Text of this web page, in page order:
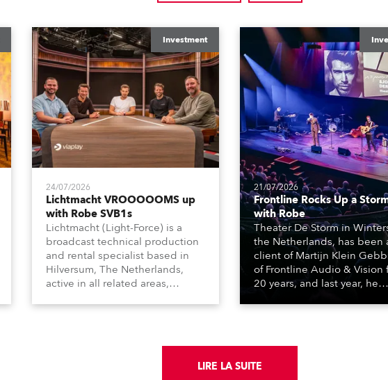
Investment
24/07/2026
Lichtmacht VROOOOOMS up
with Robe SVB1s
Lichtmacht (Light-Force) is a
broadcast technical production
and rental specialist based in
Hilversum, The Netherlands,
active in all related areas,
commercials, streaming, XR, AR,
provides expert crew, creatives,
21/07/2026
Frontline Rocks Up a
with Robe
Theater De Storm in
the Netherlands, has been
client of Martijn Klein
of Frontline Audio & Vision
20 years, and last year, he
package of 124 x Robe
LED engine, 80 x T11
LIRE LA SUITE